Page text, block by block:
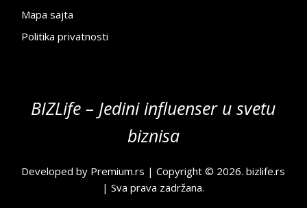
Mapa sajta
Politika privatnosti
BIZLife – Jedini influenser u svetu
biznisa
Developed by Premium.rs | Copyright © 2026.bizlife.rs
| Sva prava zadržana.